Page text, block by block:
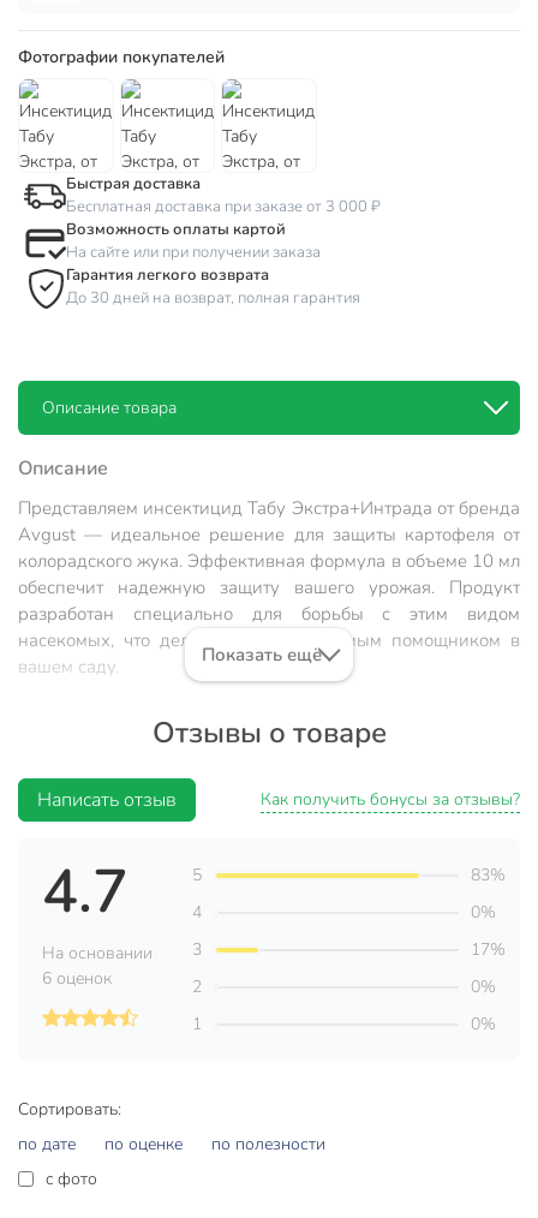
Фотографии покупателей
Быстрая доставка
Бесплатная доставка при заказе от 3 000 ₽
Возможность оплаты картой
На сайте или при получении заказа
Гарантия легкого возврата
До 30 дней на возврат, полная гарантия
Описание товара
Описание
Представляем инсектицидТабу Экстра+Интрада от бренда
Avgust — идеальное решение для защиты картофеля от
колорадского жука. Эффективная формула в объеме 10 мл
обеспечит надежную защиту вашего урожая. Продукт
разработан специально для борьбы с этим видом
насекомых, что делает его незаменимым помощником в
вашем саду.
Высокая эффективность против колорадского жука;
Удобный объем 10 мл;
Надежная защита картофеля;
Техническая информация
Количество в наборе, шт
Назначение
Показать ещё
Отзывы о товаре
Написать отзыв Как получить бонусы за отзывы?
Сортировать:
по дате
по оценке
по полезности
c фото
4.7
На основании
6 оценок
5
83%
4
0%
3
17%
2
0%
1
0%